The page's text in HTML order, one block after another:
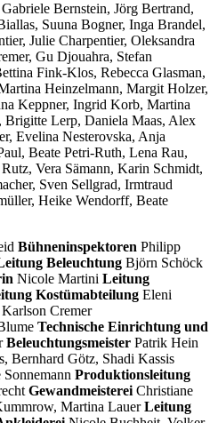
Bernstein, Jörg Bertrand,
Suuna Bogner, Inga Brandel,
Julie Charpentier, Oleksandra
Gu Djouahra, Stefan
Fink-Klos, Rebecca Glasman,
Heinzelmann, Margit Holzer,
Keppner, Ingrid Korb, Martina
Brigitte Lerp, Daniela Maas, Alex
Evelina Nesterovska, Anja
Beate Petri-Ruth, Lena Rau,
Vera Sämann, Karin Schmidt,
Sven Sellgrad, Irmtraud
Heike Wendorff, Beate
Bühneninspektoren Philipp
Beleuchtung Björn Schöck
Nicole Martini Leitung
Kostümabteilung Eleni
Cremer
Technische Einrichtung und
Beleuchtungsmeister Patrik Hein
Bernhard Götz, Shadi Kassis
Sonnemann Produktionsleitung
Gewandmeisterei Christiane
Martina LauerLeitung